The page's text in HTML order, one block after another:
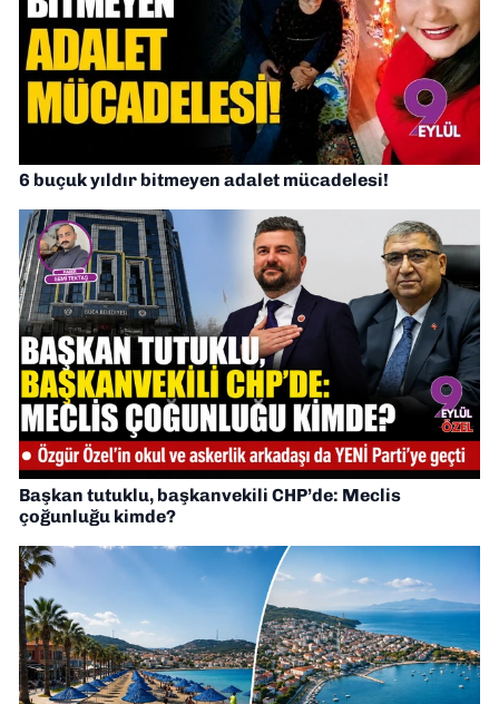
6 buçuk yıldır bitmeyen adalet mücadelesi!
Başkan tutuklu, başkanvekili CHP’de: Meclis
çoğunluğu kimde?